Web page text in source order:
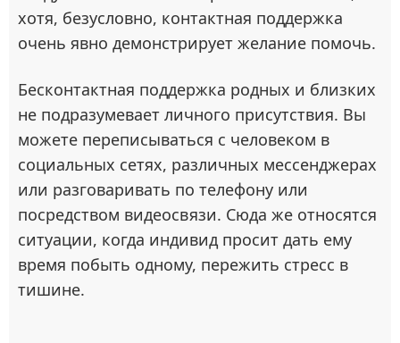
хотя, безусловно, контактная поддержка
очень явно демонстрирует желание помочь.
Бесконтактная поддержка родных и близких
не подразумевает личного присутствия. Вы
можете переписываться с человеком в
социальных сетях, различных мессенджерах
или разговаривать по телефону или
посредством видеосвязи. Сюда же относятся
ситуации, когда индивид просит дать ему
время побыть одному, пережить стресс в
тишине.